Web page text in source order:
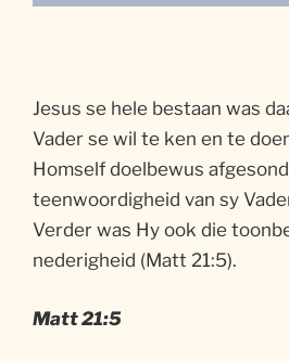
Jesus se hele bestaan was
Vader se wil te ken en te
Homself doelbewus
teenwoordigheid van sy
Verder was Hy ook die
nederigheid (Matt 21:5).
Matt 21:5